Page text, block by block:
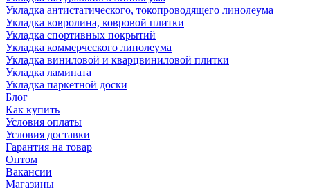
Укладка антистатического, токопроводящего линолеума
Укладка ковролина, ковровой плитки
Укладка спортивных покрытий
Укладка коммерческого линолеума
Укладка виниловой и кварцвиниловой плитки
Укладка ламината
Укладка паркетной доски
Блог
Как купить
Условия оплаты
Условия доставки
Гарантия на товар
Оптом
Вакансии
Магазины